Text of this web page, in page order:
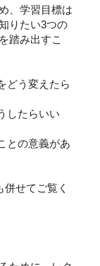
、学習目標は
りたい3つの
踏み出すこ
どう変えたら
したらいい
との意義があ
併せてご覧く